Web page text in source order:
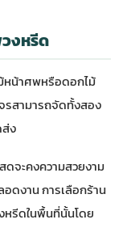
งหรีด
หน้าศพหรือดอกไม้
รสามารถจัดทั้งสอง
ส่ง
จะคงความสวยงาม
ดงาน การเลือกร้าน
หรีดในพื้นที่นั้นโดย